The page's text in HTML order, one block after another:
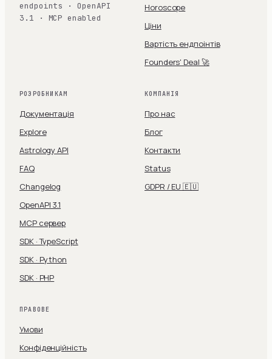
endpoints · OpenAPI
3.1 · MCP enabled
Horoscope
Ціни
Вартість ендпоінтів
Founders' Deal 🚀
РОЗРОБНИКАМ
Документація
Explore
Astrology API
FAQ
Changelog
OpenAPI 3.1
MCP сервер
SDK · TypeScript
SDK · Python
SDK · PHP
КОМПАНІЯ
Про нас
Блог
Контакти
Status
GDPR / EU 🇪🇺
ПРАВОВЕ
Умови
Конфіденційність